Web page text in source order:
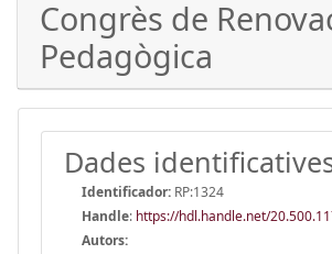
Congrès de
Pedagògica
Dades
Identificador: RP:1324
Handle: https://hdl.handle.net/
Autors: